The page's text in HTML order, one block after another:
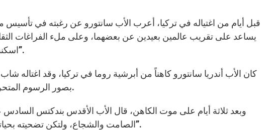
يساعد على تقريب عالمين بعيدين عن بعضهما، وعلى ملء الفراغات
اسكندرون، افتتاح “مركز الحوار بين الثقافات والأديان”.
كان الأب أندريا سانتورو كاهناً من أبرشية روما في تركيا، وقد
بصور الرسوم المتحركة التي نشرتها الصحف الغربية عن النبي محمد.
وبعد ثلاثة أيام على موت الكاهن، قال الأب الأقدس بندكتس السادس
الصامت والشجاع، ولتكن تضحيته بحياته حافزاً للحوار بين الأديان وللسلام بين الشعوب”.